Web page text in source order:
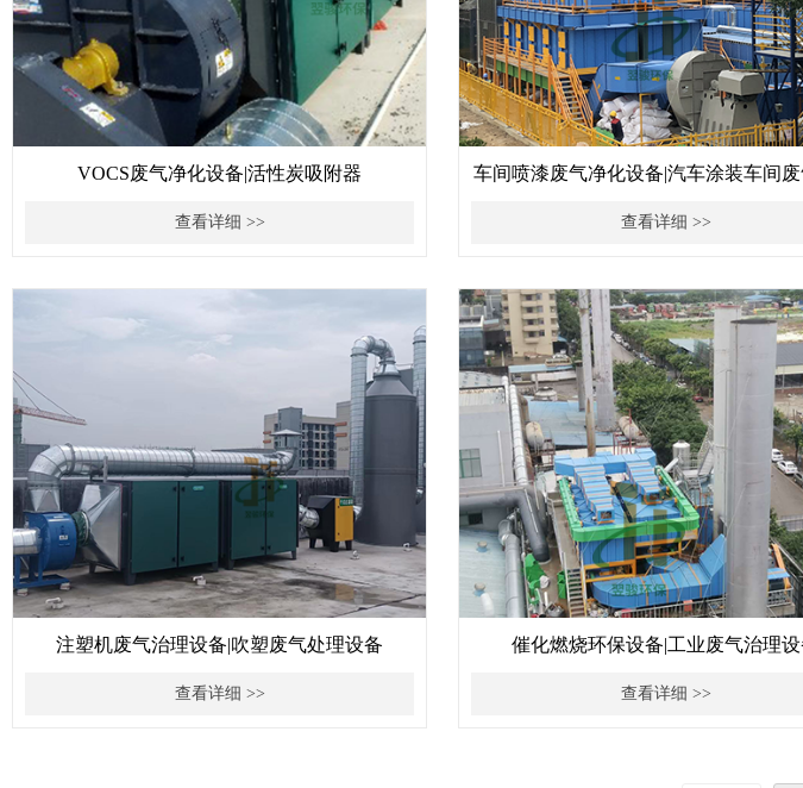
VOCS废气净化设备|活性炭吸附器
查看详细 >>
车间喷漆废气净化设备|汽车涂装车间
设备
查看详细 >>
注塑机废气治理设备|吹塑废气处理设备
查看详细 >>
催化燃烧环保设备|工业废气治理设
查看详细 >>